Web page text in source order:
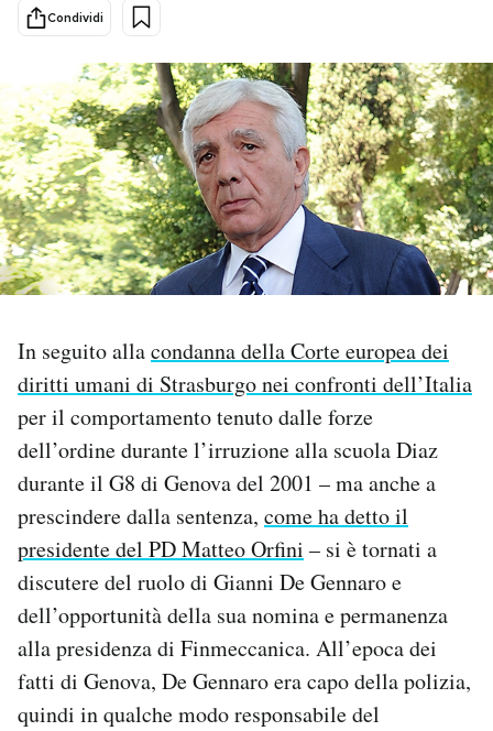
Economia
PODCAST
NEWSLETTER
I MIEI PREFERITI
SHOP
CALENDARIO
Area Personale
Newsletter
Notifiche mobile
Esci
Condividi
In seguito allacondanna della Corte europea dei
diritti umani di Strasburgo nei confronti dell’Italia
per il comportamento tenuto dalle forze
dell’ordine durante l’irruzione alla scuola Diaz
durante il G8 di Genova del 2001 – ma anche a
prescindere dalla sentenza, come ha detto il
presidente del PD Matteo Orfini – si è tornati a
discutere del ruolo di Gianni De Gennaro e
dell’opportunità della sua nomina e permanenza
alla presidenza di Finmeccanica. All’epoca dei
fatti di Genova, De Gennaro era capo della polizia,
quindi in qualche modo responsabile del